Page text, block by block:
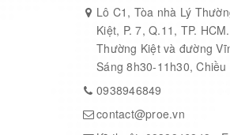
Lô C1, Tòa nhà Lý
Kiệt, P. 7, Q.11, TP.
Thường Kiệt và đường
Sáng 8h30-11h30,
0938946849
contact@proe.vn